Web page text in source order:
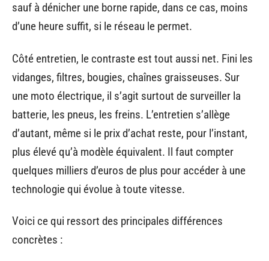
sauf à dénicher une borne rapide, dans ce cas, moins
d’une heure suffit, si le réseau le permet.
Côté entretien, le contraste est tout aussi net. Fini les
vidanges, filtres, bougies, chaînes graisseuses. Sur
une moto électrique, il s’agit surtout de surveiller la
batterie, les pneus, les freins. L’entretien s’allège
d’autant, même si le prix d’achat reste, pour l’instant,
plus élevé qu’à modèle équivalent. Il faut compter
quelques milliers d’euros de plus pour accéder à une
technologie qui évolue à toute vitesse.
Voici ce qui ressort des principales différences
concrètes :